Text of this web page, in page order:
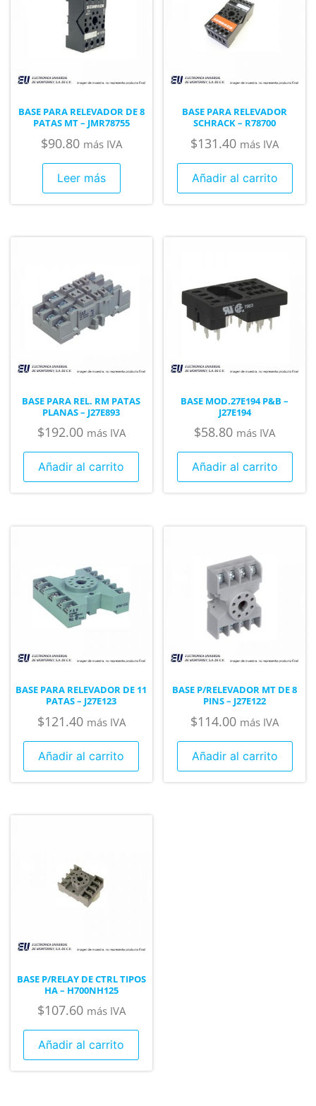
BASE PARA RELEVADOR DE 8
PATAS MT – JMR78755
$90.80 más IVA
Leer más
BASE PARA RELEVADOR
SCHRACK – R78700
$131.40 más IVA
Añadir al carrito
BASE PARA REL. RM PATAS
PLANAS – J27E893
$192.00 más IVA
Añadir al carrito
BASE MOD.27E194 P&B –
J27E194
$58.80 más IVA
Añadir al carrito
BASE PARA RELEVADOR DE 11
PATAS – J27E123
$121.40 más IVA
Añadir al carrito
BASE P/RELEVADOR MT DE 8
PINS – J27E122
$114.00 más IVA
Añadir al carrito
BASE P/RELAY DE CTRL TIPOS
HA – H700NH125
$107.60 más IVA
Añadir al carrito